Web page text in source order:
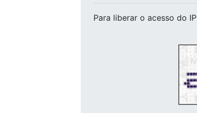
Para liberar o acesso do IP